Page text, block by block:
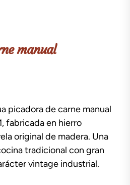
manual
picadora de carne manual
fabricada en hierro
original de madera. Una
tradicional con gran
vintage industrial.